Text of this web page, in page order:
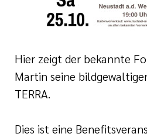
Hier zeigt der bekannte
Martin seine
TERRA.
Dies ist eine